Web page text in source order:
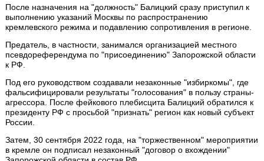
После назначения на "должность" Балицкий сразу приступил к
выполнению указаний Москвы по распространению
кремлевского режима и подавлению сопротивления в регионе.
Предатель, в частности, занимался организацией местного
псевдореферендума по "присоединению" Запорожской области
к РФ.
Под его руководством создавали незаконные "избиркомы", где
фальсифицировали результаты "голосования" в пользу страны-
агрессора. После фейкового плебисцита Балицкий обратился к
президенту РФ с просьбой "признать" регион как новый субъект
России.
Затем, 30 сентября 2022 года, на "торжественном" мероприятии
в кремле он подписал незаконный "договор о вхождении"